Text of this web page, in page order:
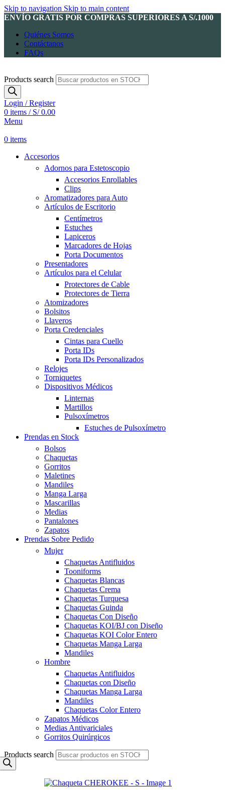
Skip to navigation Skip to main content
ENVÍO GRATIS POR COMPRAS SUPERIORES A S/.1000
Quiénes Somos
Contáctanos
FAQs
Products search
Login / Register
0 items / S/0.00
Menu
0 items
Accesorios
Adornos para Estetoscopio
Accesorios Enrollables
Clips
Aromatizadores para Auto
Artículos de Escritorio
Centímetros
Estuches
Lapiceros
Marcadores de Hojas
Porta Documentos
Presentadores
Artículos para el Celular
Protectores de Cable
Protectores de Tierra
Atomizadores
Bolsitos
Llaveros
Porta Credenciales
Cintas para Cuello
Porta IDs
Porta IDs Personalizados
Relojes
Torniquetes
Dispositivos Médicos
Linternas
Martillos
Pulsoxímetros
Estuches de Pulsoxímetro
Prendas en Stock
Bolsos
Chaquetas
Gorritos
Maletines
Mandiles
Manga Larga
Mascarillas
Medias
Pantalones
Zapatos
Prendas Sobre Pedido
Mujer
Chaquetas Antifluidos
Tooniforms
Chaquetas Blancas
Chaquetas Crema
Chaquetas Turquesa
Chaquetas Guinda
Chaquetas Con Diseño
Chaquetas KOI/BJ con Diseño
Chaquetas KOI Color Entero
Chaquetas Manga Larga
Mandiles
Hombre
Chaquetas Antifluidos
Chaquetas con Diseño
Chaquetas Manga Larga
Mandiles
Chaquetas Color Entero
Zapatos Médicos
Medias Antivariciales
Gorritos Quirúrgicos
Products search